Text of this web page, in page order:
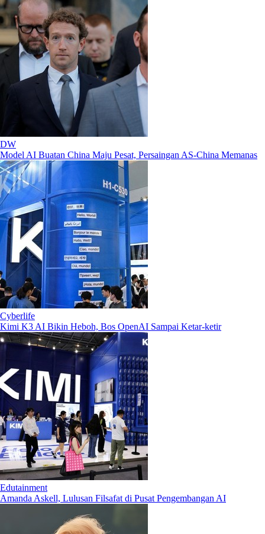
DW
Model AI Buatan China Maju Pesat, Persaingan AS-China Memanas
Cyberlife
Kimi K3 AI Bikin Heboh, Bos OpenAI Sampai Ketar-ketir
Edutainment
Amanda Askell, Lulusan Filsafat di Pusat Pengembangan AI